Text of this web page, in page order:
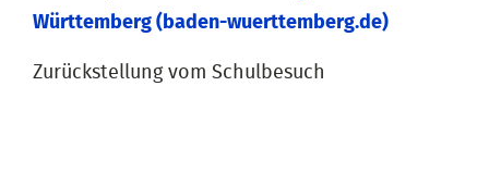
Württemberg (baden-wuerttemberg.de)
Zurückstellung vom Schulbesuch